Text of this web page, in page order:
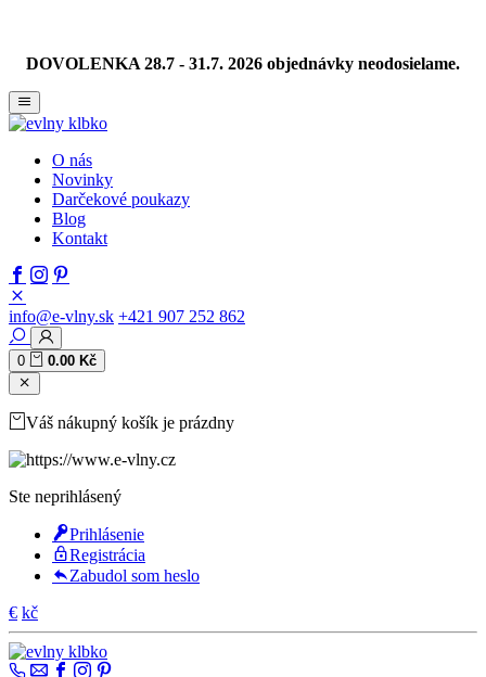
DOVOLENKA 28.7 - 31.7. 2026 objednávky neodosielame.
O nás
Novinky
Darčekové poukazy
Blog
Kontakt
info@e-vlny.sk +421 907 252 862
0 0.00 Kč
Váš nákupný košík je prázdny
Ste neprihlásený
Prihlásenie
Registrácia
Zabudol som heslo
€ kč